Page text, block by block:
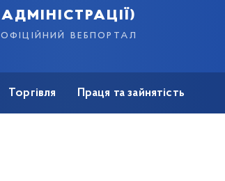
адміністрації)
офіційний вебпортал
Торгівля Праця та зайнятість